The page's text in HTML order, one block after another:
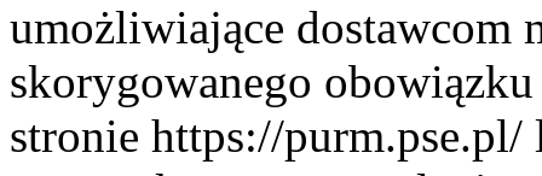
umożliwiające dostawcom
skorygowanego
stronie https://